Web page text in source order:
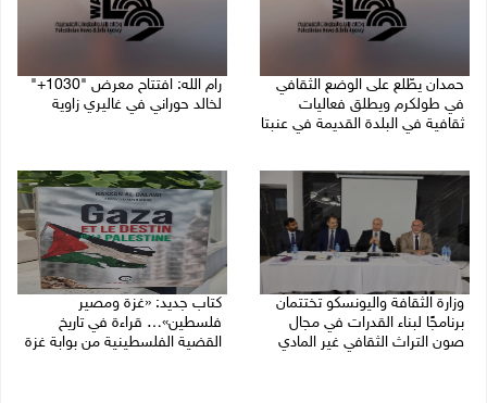
حمدان يطّلع على الوضع الثقافي
في طولكرم ويطلق فعاليات
ثقافية في البلدة القديمة في عنبتا
رام الله: افتتاح معرض "1030+"
لخالد حوراني في غاليري زاوية
وزارة الثقافة واليونسكو تختتمان
برنامجًا لبناء القدرات في مجال
صون التراث الثقافي غير المادي
كتاب جديد: «غزة ومصير
فلسطين»… قراءة في تاريخ
القضية الفلسطينية من بوابة غزة